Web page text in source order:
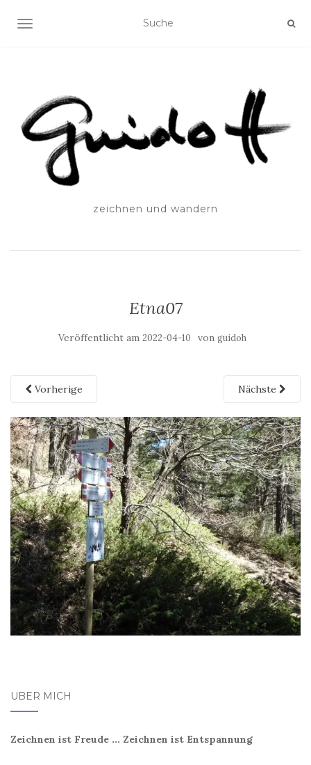
SCHALTE NAVIGATION
zeichnen und wandern
Etna07
Veröffentlicht am 2022-04-10 von guidoh
Vorherige Nächste
ÜBER MICH
Zeichnen ist Freude ... Zeichnen ist Entspannung